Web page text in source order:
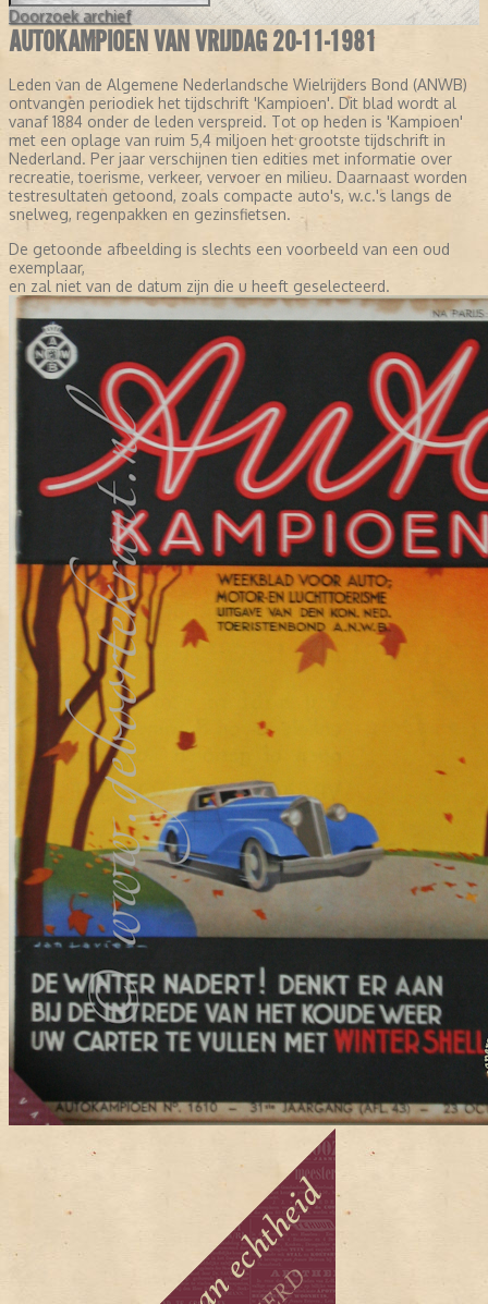
Doorzoek archief
AUTOKAMPIOEN VAN VRIJDAG 20-11-1981
Leden van de Algemene Nederlandsche Wielrijders Bond (ANWB)
ontvangen periodiek het tijdschrift 'Kampioen'. Dit blad wordt al
vanaf 1884 onder de leden verspreid. Tot op heden is 'Kampioen'
met een oplage van ruim 5,4 miljoen het grootste tijdschrift in
Nederland. Per jaar verschijnen tien edities met informatie over
recreatie, toerisme, verkeer, vervoer en milieu. Daarnaast worden
testresultaten getoond, zoals compacte auto's, w.c.'s langs de
snelweg, regenpakken en gezinsfietsen.
De getoonde afbeelding is slechts een voorbeeld van een oud
exemplaar,
en zal niet van de datum zijn die u heeft geselecteerd.